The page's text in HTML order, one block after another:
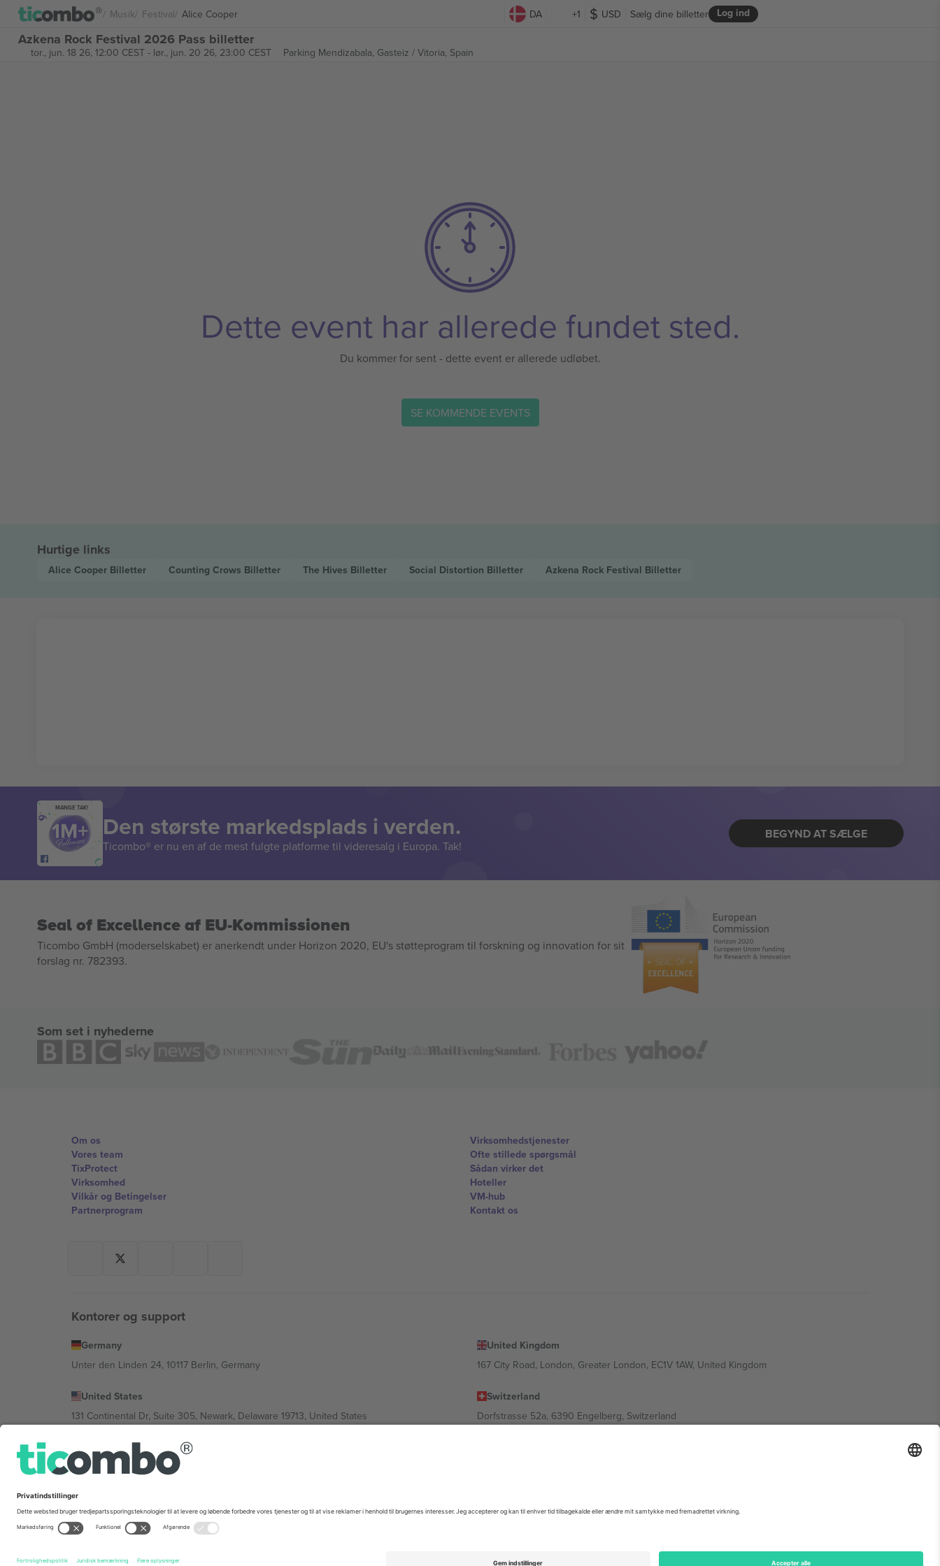
Musik Festival Alice Cooper DA +1 USD Log ind
Sælg dine billetter
Azkena Rock Festival 2026 Pass billetter
tor., jun. 18 26, 12:00 CEST- lør., jun. 20 26, 23:00 CEST Parking Mendizabala, Gasteiz / Vitoria, Spain
Dette event har allerede fundet sted.
Du kommer for sent - dette event er allerede udløbet.
SE KOMMENDE EVENTS
Hurtige links
Alice Cooper Billetter Counting Crows Billetter The Hives Billetter Social Distortion Billetter Azkena Rock Festival Billetter
MANGE TAK!
Den største markedsplads i verden.
Ticombo® er nu en af de mest fulgte platforme til videresalg i Europa. Tak!
BEGYND AT SÆLGE
Seal of Excellence af EU-Kommissionen
Ticombo GmbH (moderselskabet) er anerkendt under Horizon 2020, EU's støtteprogram til forskning og innovation for sit
forslag nr. 782393.
Som set i nyhederne
Om os
Vores team
TixProtect
Virksomhed
Vilkår og Betingelser
Partnerprogram
Virksomhedstjenester
Ofte stillede spørgsmål
Sådan virker det
Hoteller
VM-hub
Kontakt os
Kontorer og support
Germany
Unter den Linden 24, 10117 Berlin, Germany
United Kingdom
167 City Road, London, Greater London, EC1V 1AW, United Kingdom
United States
131 Continental Dr, Suite 305, Newark, Delaware 19713, United States
Switzerland
Dorfstrasse 52a, 6390 Engelberg, Switzerland
Bulgaria
Regus Sofia City West, bul Totleben 53-55, 1606 Sofia, Bulgaria
Av Chapultepec 360, Roma Norte, Cuauhtémoc, 06700 Ciudad de México, CDMX, Mexico
© 2026 Ticombo. Alle rettigheder forbeholdes.